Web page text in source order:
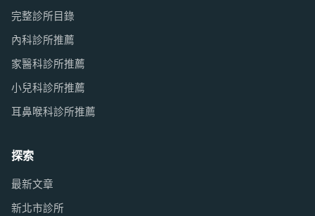
完整診所目錄
內科診所推薦
家醫科診所推薦
小兒科診所推薦
耳鼻喉科診所推薦
探索
最新文章
新北市診所